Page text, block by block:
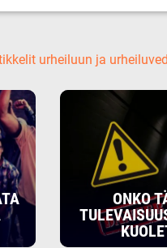
urheiluun ja
ONKO